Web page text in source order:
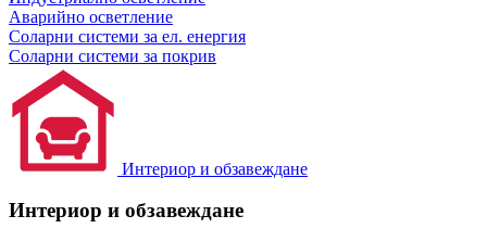
Аварийно осветление
Соларни системи за ел. енергия
Соларни системи за покрив
Интериор и обзавеждане
Интериор и обзавеждане